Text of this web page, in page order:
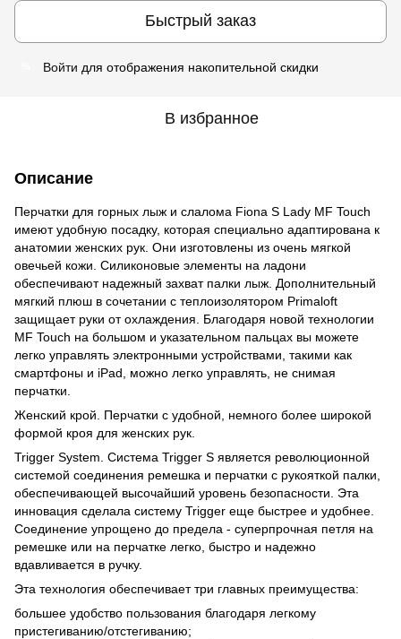
Быстрый заказ
Войти для отображения накопительной скидки
В избранное
Описание
Перчатки для горных лыж и слалома Fiona S Lady MF Touch
имеют удобную посадку, которая специально адаптирована к
анатомии женских рук. Они изготовлены из очень мягкой
овечьей кожи. Силиконовые элементы на ладони
обеспечивают надежный захват палки лыж. Дополнительный
мягкий плюш в сочетании с теплоизолятором Primaloft
защищает руки от охлаждения. Благодаря новой технологии
MF Touch на большом и указательном пальцах вы можете
легко управлять электронными устройствами, такими как
смартфоны и iPad, можно легко управлять, не снимая
перчатки.
Женский крой. Перчатки с удобной, немного более широкой
формой кроя для женских рук.
Trigger System. Система Trigger S является революционной
системой соединения ремешка и перчатки с рукояткой палки,
обеспечивающей высочайший уровень безопасности. Эта
инновация сделала систему Trigger еще быстрее и удобнее.
Соединение упрощено до предела - суперпрочная петля на
ремешке или на перчатке легко, быстро и надежно
вдавливается в ручку.
Эта технология обеспечивает три главных преимущества:
большее удобство пользования благодаря легкому
пристегиванию/отстегиванию;